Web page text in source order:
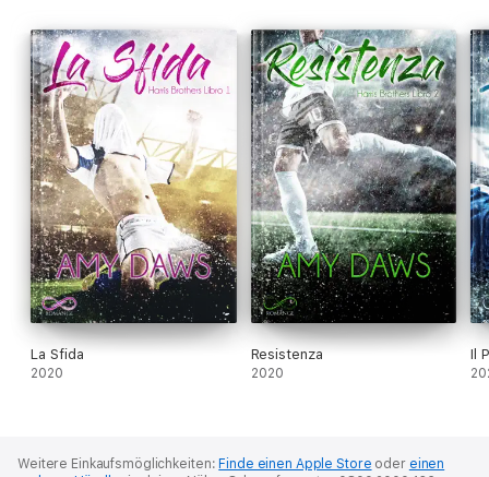
La Sfida
2020
Resistenza
2020
Il
Weitere Einkaufsmöglichkeiten:Finde einen Apple Store oder einen